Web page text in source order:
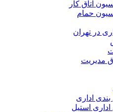
اتاق کار
حمام
در تهران
مدیریت
بندی اداری
اداری استیل